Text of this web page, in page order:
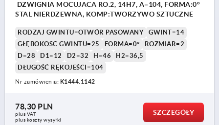
DZWIGNIA MOCUJACA RO.2, 14H7, A=104, FORMA:0°
STAL NIERDZEWNA, KOMP:TWORZYWO SZTUCZNE
RODZAJ GWINTU=OTWÓR PASOWANY
GWINT=14
GŁĘBOKOŚĆ GWINTU=25
FORMA=0°
ROZMIAR=2
D=28
D1=12 D2=32 H=46
H2=36,5
DŁUGOŚĆ RĘKOJEŚCI=104
Nr zamówienia: K1444.1142
78,30 PLN
plus VAT
plus koszty wysyłki
SZCZEGÓŁY